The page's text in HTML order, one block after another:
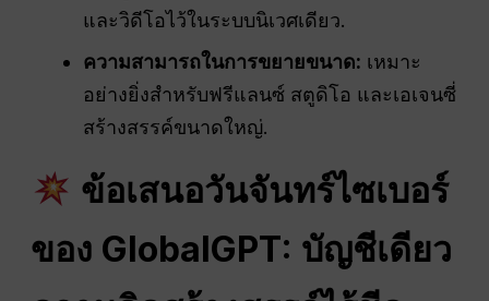
และวิดีโอไว้ในระบบนิเวศเดียว.
ความสามารถในการขยายขนาด: เหมาะ
อย่างยิ่งสำหรับฟรีแลนซ์ สตูดิโอ และเอเจนซี่
สร้างสรรค์ขนาดใหญ่.
ข้อเสนอวันจันทร์ไซเบอร์
ของ GlobalGPT: บัญชีเดียว